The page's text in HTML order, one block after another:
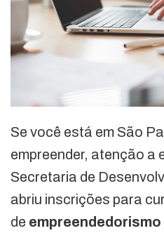
Se você está em São
empreender, atenção a
Secretaria de
abriu inscrições para
de empreendedorismo